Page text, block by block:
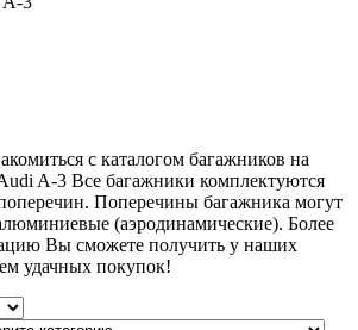
с каталогом багажников на
A-3 Все багажники комплектуются
Поперечины багажника могут
(аэродинамические). Более
Вы сможете получить у наших
удачных покупок!